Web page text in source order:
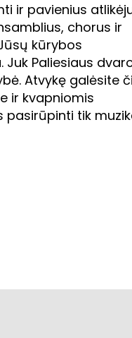
ir pavienius
chorus ir
kūrybos
Paliesiaus
Atvykę galėsite
ir kvapniomis
pasirūpinti tik